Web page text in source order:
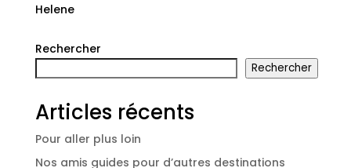
Helene
Rechercher
Rechercher
Articles récents
Pour aller plus loin
Nos amis guides pour d’autres destinations